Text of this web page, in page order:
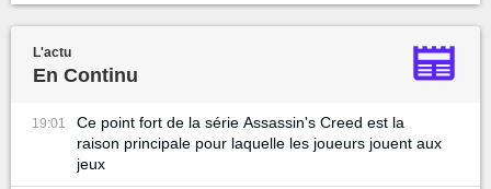
L'actu
En Continu
19:01
Ce point fort de la série Assassin's Creed est la
raison principale pour laquelle les joueurs jouent aux
jeux